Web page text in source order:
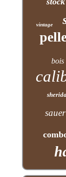
vintage
bois
sauer